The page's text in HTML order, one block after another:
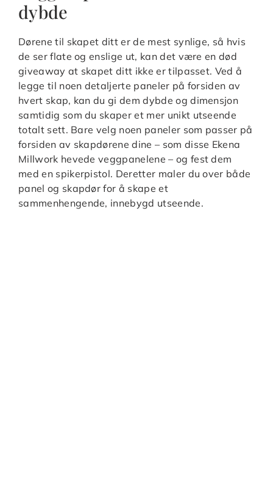
dybde
Dørene til skapet ditt er de mest synlige, så hvis
de ser flate og enslige ut, kan det være en død
giveaway at skapet ditt ikke er tilpasset. Ved å
legge til noen detaljerte paneler på forsiden av
hvert skap, kan du gi dem dybde og dimensjon
samtidig som du skaper et mer unikt utseende
totalt sett. Bare velg noen paneler som passer på
forsiden av skapdørene dine – som disse Ekena
Millwork hevede veggpanelene – og fest dem
med en spikerpistol. Deretter maler du over både
panel og skapdør for å skape et
sammenhengende, innebygd utseende.